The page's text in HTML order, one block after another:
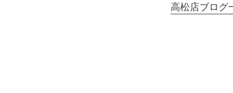
高松店ブログ